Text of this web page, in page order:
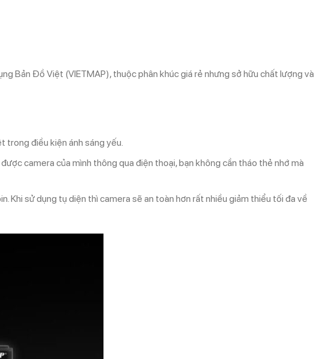
Bản Đồ Việt (VIETMAP), thuộc phân khúc giá rẻ nhưng sở hữu chất lượng và
trong điều kiện ánh sáng yếu.
camera của mình thông qua điện thoại, bạn không cần tháo thẻ nhớ mà
Khi sử dụng tụ diện thì camera sẽ an toàn hơn rất nhiều giảm thiểu tối đa về